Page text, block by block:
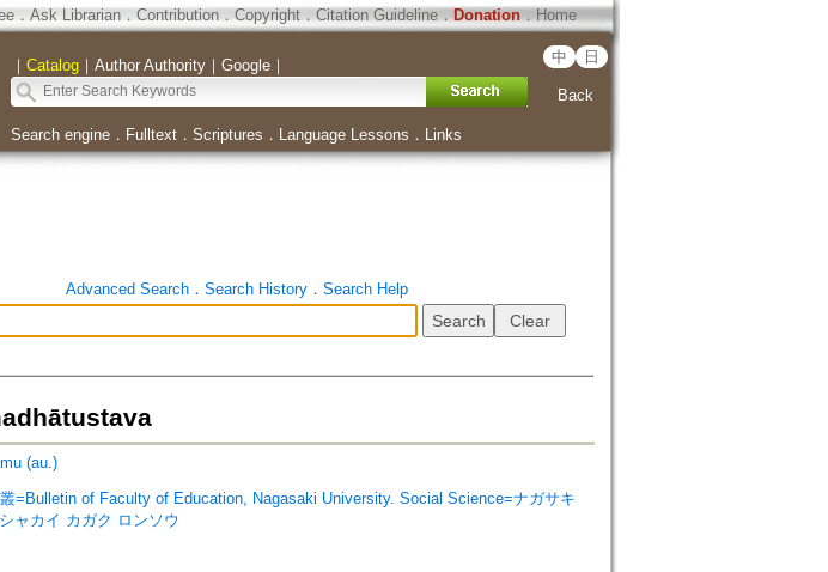
． Ask Librarian． Contribution．Copyright．Citation Guideline． Donation．Home
｜ Catalog｜ Author Authority｜ Google｜ 中 日
Back
Search engine． Fulltext． Scriptures ． Language Lessons ． Links
Advanced Search． Search History． Search Help
(au.)
=Bulletin of Faculty of Education, Nagasaki University. Social Science=ナガサキ
ャカイ カガク ロンソウ